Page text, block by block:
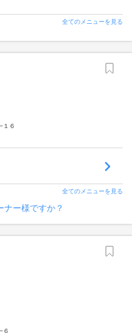
全てのメニューを見る
１６
全てのメニューを見る
ナー様ですか？
６